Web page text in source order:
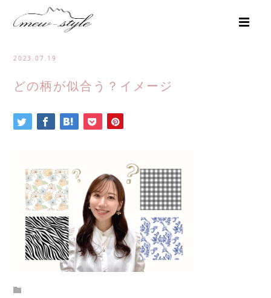
2023.07.19
どの柄が似合う？イメージ